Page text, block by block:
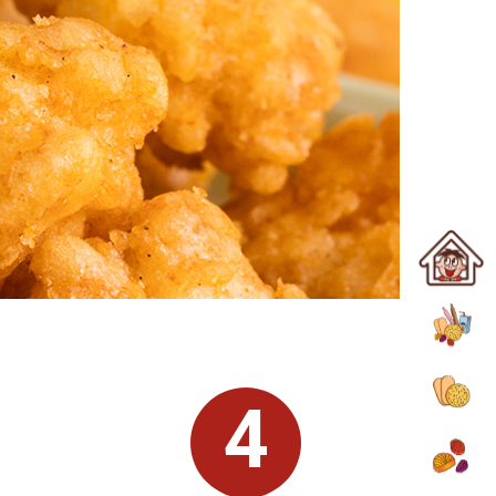
4
主頁
所有品項
米果
糖果